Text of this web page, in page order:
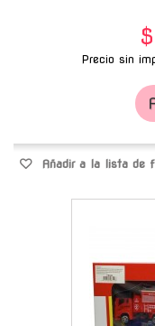
Precio sin
Añadir a la lista de